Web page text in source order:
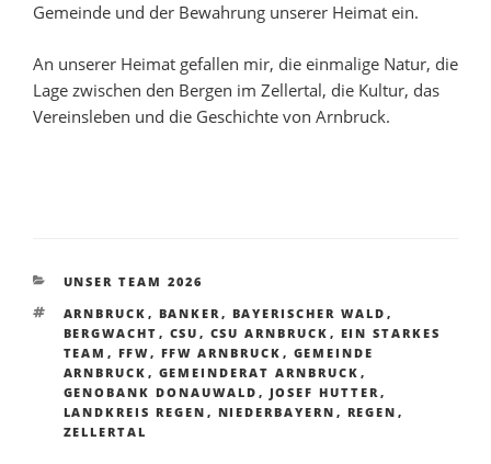
Gemeinde und der Bewahrung unserer Heimat ein.
An unserer Heimat gefallen mir, die einmalige Natur, die
Lage zwischen den Bergen im Zellertal, die Kultur, das
Vereinsleben und die Geschichte von Arnbruck.
KATEGORIEN
UNSER TEAM 2026
SCHLAGWÖRTER
ARNBRUCK , BANKER , BAYERISCHER WALD ,
BERGWACHT , CSU , CSU ARNBRUCK , EIN STARKES
TEAM , FFW, FFW ARNBRUCK , GEMEINDE
ARNBRUCK , GEMEINDERAT ARNBRUCK ,
GENOBANK DONAUWALD , JOSEF HUTTER ,
LANDKREIS REGEN , NIEDERBAYERN , REGEN ,
ZELLERTAL